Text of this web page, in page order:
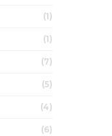
(1)
(1)
(7)
(5)
(4)
(6)